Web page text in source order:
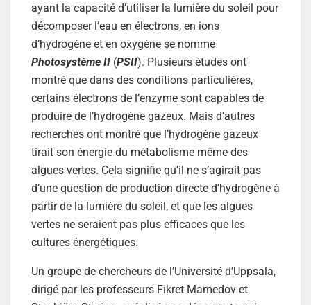
ayant la capacité d’utiliser la lumière du soleil pour
décomposer l’eau en électrons, en ions
d’hydrogène et en oxygène se nomme
Photosystème II (PSII). Plusieurs études ont
montré que dans des conditions particulières,
certains électrons de l’enzyme sont capables de
produire de l’hydrogène gazeux. Mais d’autres
recherches ont montré que l’hydrogène gazeux
tirait son énergie du métabolisme même des
algues vertes. Cela signifie qu’il ne s’agirait pas
d’une question de production directe d’hydrogène à
partir de la lumière du soleil, et que les algues
vertes ne seraient pas plus efficaces que les
cultures énergétiques.
Un groupe de chercheurs de l’Université d’Uppsala,
dirigé par les professeurs Fikret Mamedov et